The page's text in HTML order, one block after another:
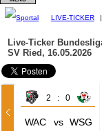
LIVE-TICKER |
Live-Ticker
SV Ried, 16.05.2026
2 : 0
WAC vs WSG